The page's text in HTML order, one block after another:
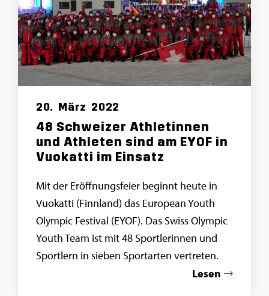
20. März 2022
48 Schweizer Athletinnen
und Athleten sind am EYOF in
Vuokatti im Einsatz
Mit der Eröffnungsfeier beginnt heute in
Vuokatti (Finnland) das European Youth
Olympic Festival (EYOF). Das Swiss Olympic
Youth Team ist mit 48 Sportlerinnen und
Sportlern in sieben Sportarten vertreten.
Lesen